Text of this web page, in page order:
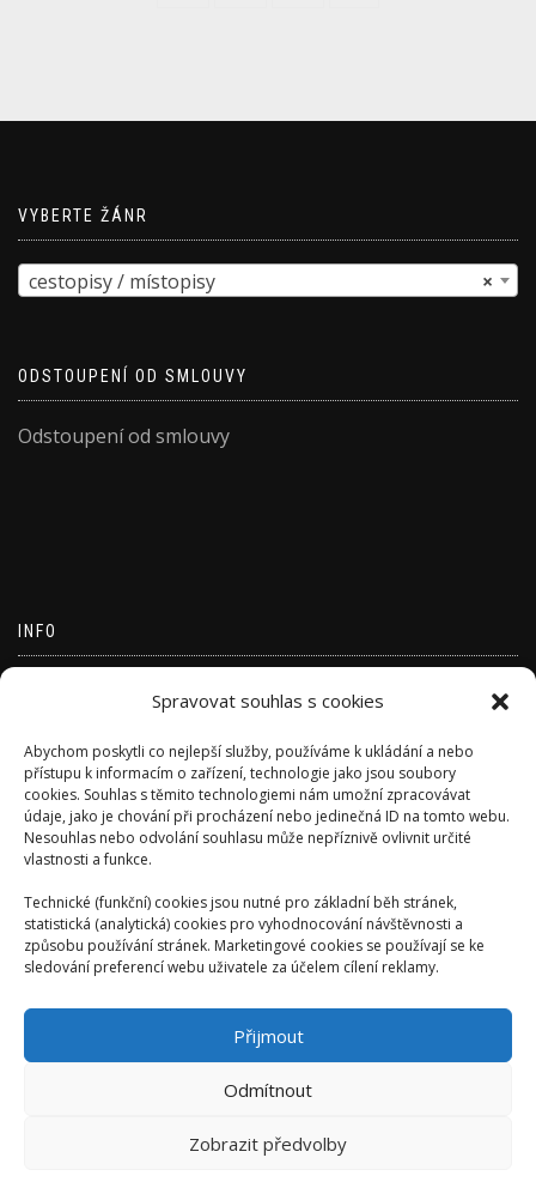
Spravovat souhlas s cookies
Abychom poskytli co nejlepší služby, používáme k ukládání a nebo
přístupu k informacím o zařízení, technologie jako jsou soubory
cookies. Souhlas s těmito technologiemi nám umožní zpracovávat
údaje, jako je chování při procházení nebo jedinečná ID na tomto webu.
Nesouhlas nebo odvolání souhlasu může nepříznivě ovlivnit určité
vlastnosti a funkce.
Technické (funkční) cookies jsou nutné pro základní běh stránek,
statistická (analytická) cookies pro vyhodnocování návštěvnosti a
způsobu používání stránek. Marketingové cookies se používají se ke
sledování preferencí webu uživatele za účelem cílení reklamy.
Přijmout
Odmítnout
Zobrazit předvolby
VYBERTE ŽÁNR
×
cestopisy / místopisy
ODSTOUPENÍ OD SMLOUVY
Odstoupení od smlouvy
INFO
Kanál komentářů
Česká lokalizace
AUTORSKÉ VYDAVATELSTVÍ: ONDŘEJ KALIVODA -